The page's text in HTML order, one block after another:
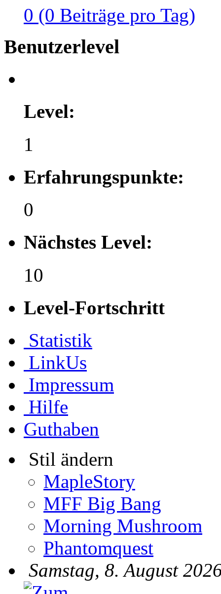
0 (0 Beiträge pro Tag)
Benutzerlevel
Level:
1
Erfahrungspunkte:
0
Nächstes Level:
10
Level-Fortschritt
Statistik
LinkUs
Impressum
Hilfe
Guthaben
Stil ändern
MapleStory
MFF Big Bang
Morning Mushroom
Phantomquest
Samstag, 8. August